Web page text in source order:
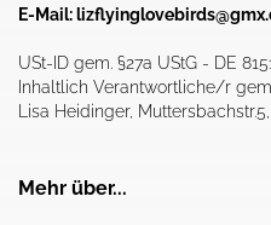
E-Mail:
USt-ID gem. §27a UStG - DE
Inhaltlich Verantwortliche/r
Lisa Heidinger,
Mehr über...